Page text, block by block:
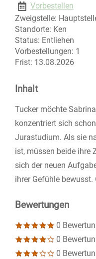
Vorbestellen
Zweigstelle:
Standorte: Ken
Status: Entliehen
Vorbestellungen: 1
Frist: 13.08.2026
Inhalt
Tucker möchte
konzentriert sich
Jurastudium. Als sie
ist, müssen beide ihre
sich der neuen
ihrer Gefühle
Bewertungen
0
0
0